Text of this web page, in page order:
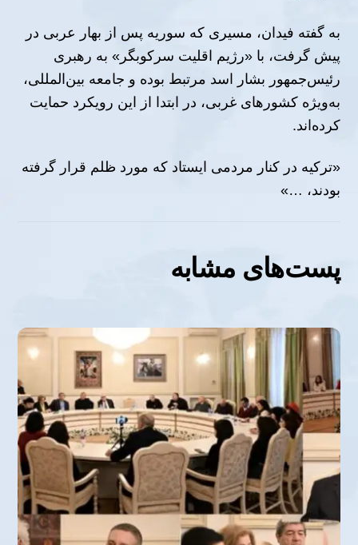
به گفته فیدان، مسیری که سوریه پس از بهار عربی در
پیش گرفت، با «رژیم اقلیت سرکوبگر» به رهبری
رئیس‌جمهور بشار اسد مرتبط بوده و جامعه بین‌المللی،
به‌ویژه کشورهای غربی، در ابتدا از این رویکرد حمایت
کرده‌اند.
«ترکیه در کنار مردمی ایستاد که مورد ظلم قرار گرفته
بودند، …»
پست‌های مشابه